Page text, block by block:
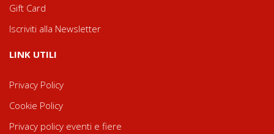
Gift Card
Iscriviti alla Newsletter
LINK UTILI
Privacy Policy
Cookie Policy
Privacy policy eventi e fiere